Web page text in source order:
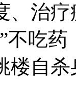
、治
不吃
楼自杀